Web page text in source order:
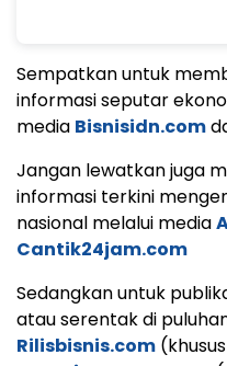
Sempatkan untuk
informasi seputar
media Bisnisidn.com
Jangan lewatkan juga
informasi terkini
nasional melalui media
Cantik24jam.com
Sedangkan untuk
atau serentak di
Rilisbisnis.com